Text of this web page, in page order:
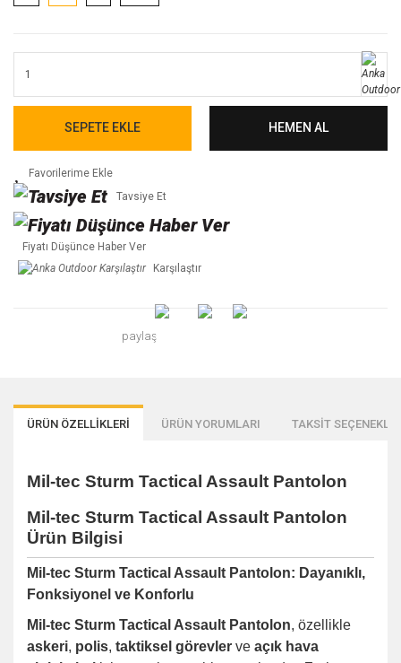
SEPETE EKLE HEMEN AL
Tavsiye Et
Fiyatı Düşünce Haber Ver
Karşılaştır
paylaş
ÜRÜN ÖZELLİKLERİ ÜRÜN YORUMLARI TAKSİT
Mil-tec Sturm Tactical Assault Pantolon
Mil-tec Sturm Tactical Assault Pantolon
Ürün Bilgisi
Mil-tec Sturm Tactical Assault Pantolon: Dayanıklı,
Fonksiyonel ve Konforlu
Mil-tec Sturm Tactical Assault Pantolon, özellikle
askeri, polis, taktiksel görevler ve açık hava